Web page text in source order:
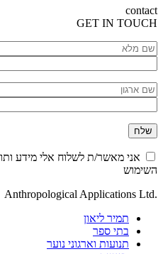
contact
GET IN TOUCH
אני מאשר/ת לשלוח אלי מידע
השימוש
.Anthropological Applications Ltd
תמיר ליאון
בתי ספר
תנועות וארגוני נוער